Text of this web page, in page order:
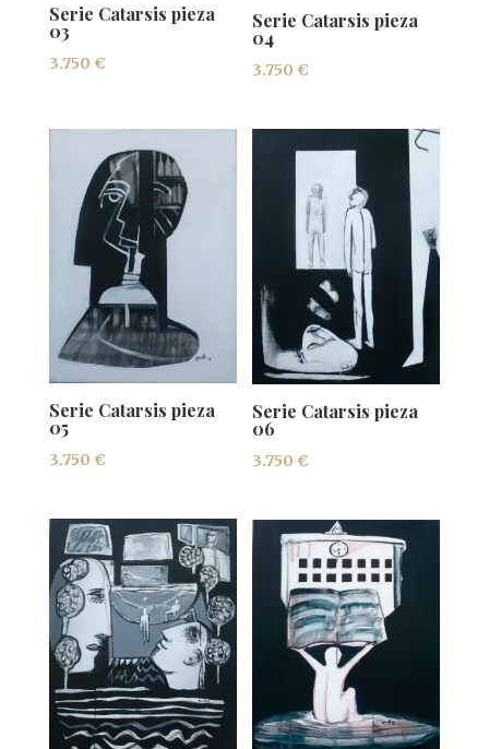
Serie Catarsis pieza
03
3.750 €
Serie Catarsis pieza
04
3.750 €
Serie Catarsis pieza
05
3.750 €
Serie Catarsis pieza
06
3.750 €